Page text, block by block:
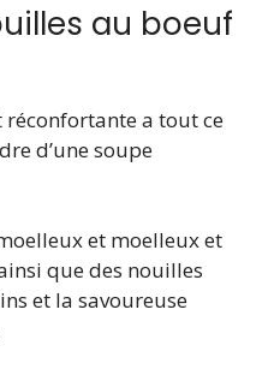
au boeuf
réconfortante a tout ce
d’une soupe
et moelleux et
que des nouilles
et la savoureuse